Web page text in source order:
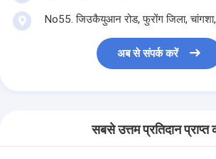
No55. जिउकैयुआन रोड, फुरोंग जिला,
अब से संपर्क करें
सबसे उत्तम प्रतिदान प्राप्त